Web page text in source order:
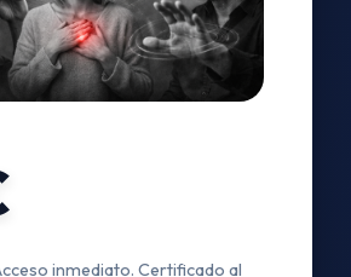
inmediato. Certificado al